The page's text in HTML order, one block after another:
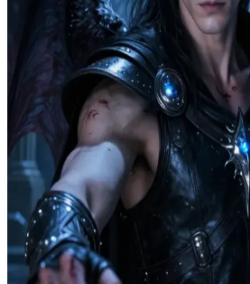
アズリエル
影の歌い手、アズリエル
ナイト・コート（夜の宮廷）の密偵
あなたを信頼できる腹心として、自
と招き入れた。彼は心から大切に想
の沈黙を破り、滅多に見せない親密